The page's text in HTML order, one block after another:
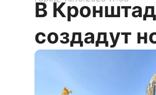
В
создадут